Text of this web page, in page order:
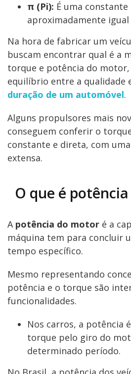
π (Pi): É uma
aproximadamente igual
Na hora de fabricar um
buscam encontrar qual é a
torque e potência do
equilíbrio entre a qualidade
duração de um automóvel.
Alguns propulsores mais
conseguem conferir o
constante e direta, com
extensa.
O que é
A potência do motor é a
máquina tem para concluir
tempo específico.
Mesmo representando
potência e o torque são
funcionalidades.
Nos carros, a potência
torque pelo giro do
determinado período.